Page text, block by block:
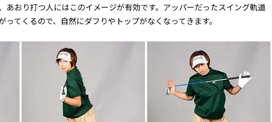
あおり打つ人にはこのイメージが有効です。アッパーだったスイング軌道
てくるので、自然にダフりやトップがなくなってきます。